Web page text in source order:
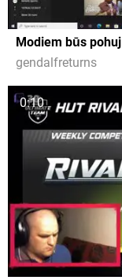
Modiem būs pohuj
gendalfreturns
0:10